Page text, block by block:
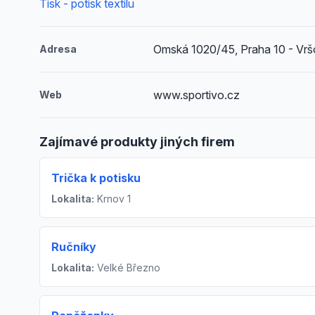
Tisk - potisk textilu
Adresa Omská 1020/45, Praha 10 -
Web www.sportivo.cz
Zajímavé produkty jiných firem
Trička k potisku
Lokalita: Krnov 1
Ručníky
Lokalita: Velké Březno